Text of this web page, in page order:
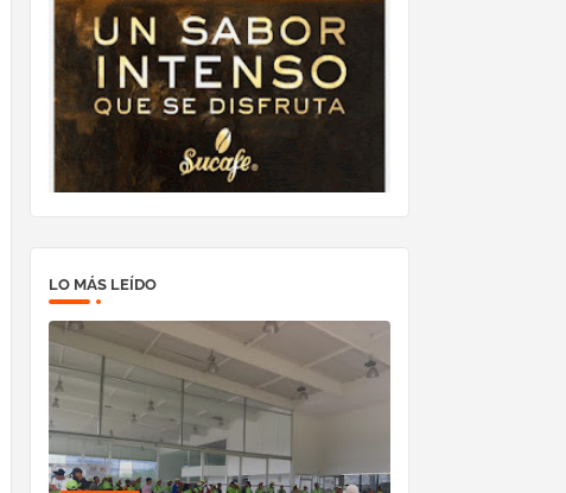
LO MÁS LEÍDO